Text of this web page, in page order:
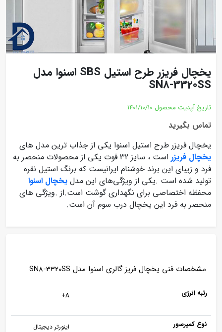
یخچال فریزر طرح استیل SBS اسنوا مدل
SN8-3320SS
تاریخ آپدیت محصول 1401/10/10
تماس بگیرید
یخچال فریزر طرح استیل اسنوا یکی از جذاب ترین مدل های
یخچال فریزر
است ، سایز 32 فوت یکی از محصولات منحصر به
فرد و زیبای این برند خوشنام ایرانیست که برنگ استیل نقره
تولید شده است .یکی از ویژگی‌های این مدل یخچال اسنوا
محفظه اختصاصی برای نگهداری گوشت است.از .ویژگی های
منحصر به فرد این یخچال درب سوم آن است.
مشخصات فنی یخچال فریز گالری اسنوا مدل SN8-3320SS
رتبه انرژی A+
نوع کمپرسور اینورتر دیجیتال